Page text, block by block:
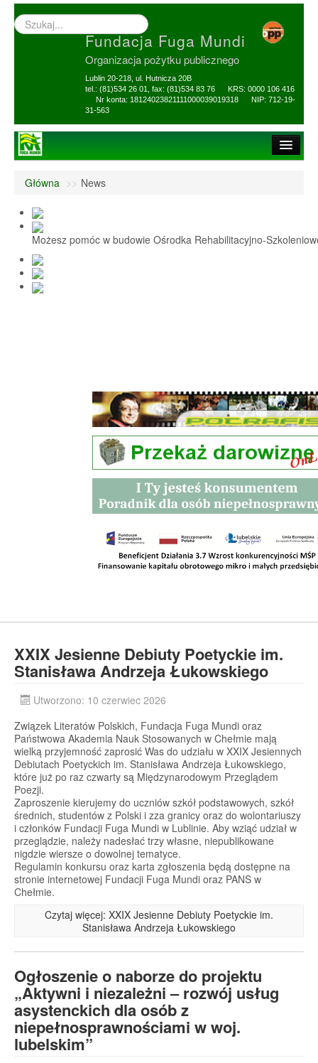
Wyszukiwarka
–
Fundacja Fuga Mundi
Organizacja pożytku publicznego
Lublin 20-218, ul. Hutnicza 20B
tel.: (81)534 26 01, fax: (81)534 83 76 KRS: 0000 106 416
Nr konta: 18124023821111000039019318 NIP: 712-19-
31-563
1,5% i darowizny
Nasi Beneficjenci
Ośrodek Reh-Szkol
Sprawozdania
Główna >> News
Możesz pomóc w budowie Ośrodka Rehabilitacyjno-
XXIX Jesienne Debiuty Poetyckie im.
Stanisława Andrzeja Łukowskiego
Utworzono: 10 czerwiec 2026
Związek Literatów Polskich, Fundacja Fuga Mundi oraz
Państwowa Akademia Nauk Stosowanych w Chełmie mają
wielką przyjemność zaprosić Was do udziału w XXIX Jesiennych
Debiutach Poetyckich im. Stanisława Andrzeja Łukowskiego,
które już po raz czwarty są Międzynarodowym Przeglądem
Poezji.
Zaproszenie kierujemy do uczniów szkół podstawowych, szkół
średnich, studentów z Polski i zza granicy oraz do wolontariuszy
i członków Fundacji Fuga Mundi w Lublinie. Aby wziąć udział w
przeglądzie, należy nadesłać trzy własne, niepublikowane
nigdzie wiersze o dowolnej tematyce.
Regulamin konkursu oraz karta zgłoszenia będą dostępne na
stronie internetowej Fundacji Fuga Mundi oraz PANS w
Chełmie.
Czytaj więcej: XXIX Jesienne Debiuty Poetyckie im.
Stanisława Andrzeja Łukowskiego
Ogłoszenie o naborze do projektu
„Aktywni i niezależni – rozwój usług
asystenckich dla osób z
niepełnosprawnościami w woj.
lubelskim”